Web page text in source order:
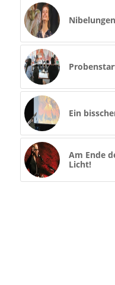
Ein
Am Ende
Licht!